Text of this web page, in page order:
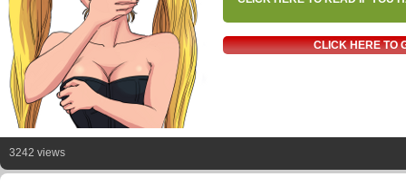
CLICK HERE TO
3242 views